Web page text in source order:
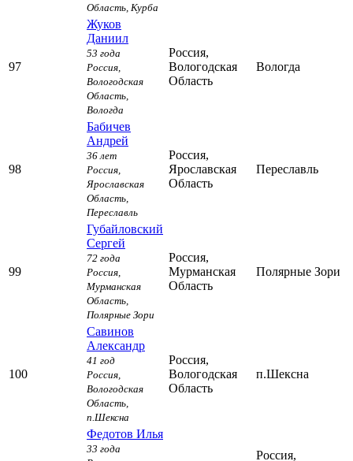
Область, Курба
97
Жуков
Даниил
53 года
Россия,
Вологодская
Область,
Вологда
Россия,
Вологодская
Область
Вологда
98
Бабичев
Андрей
36 лет
Россия,
Ярославская
Область,
Переславль
Россия,
Ярославская
Область
Переславль
99
Губайловский
Сергей
72 года
Россия,
Мурманская
Область,
Полярные Зори
Россия,
Мурманская
Область
Полярные Зори
100
Савинов
Александр
41 год
Россия,
Вологодская
Область,
п.Шексна
Россия,
Вологодская
Область
п.Шексна
Федотов Илья
33 года
Россия,